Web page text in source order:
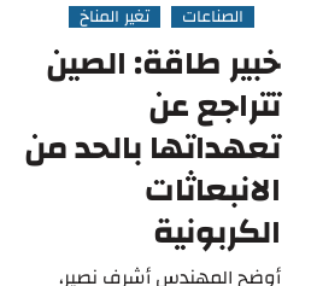
الصناعات تغير المناخ
خبير طاقة: الصين
تتراجع عن
تعهداتها بالحد من
الانبعاثات
الكربونية
أوضح المهندس أشرف نصير،